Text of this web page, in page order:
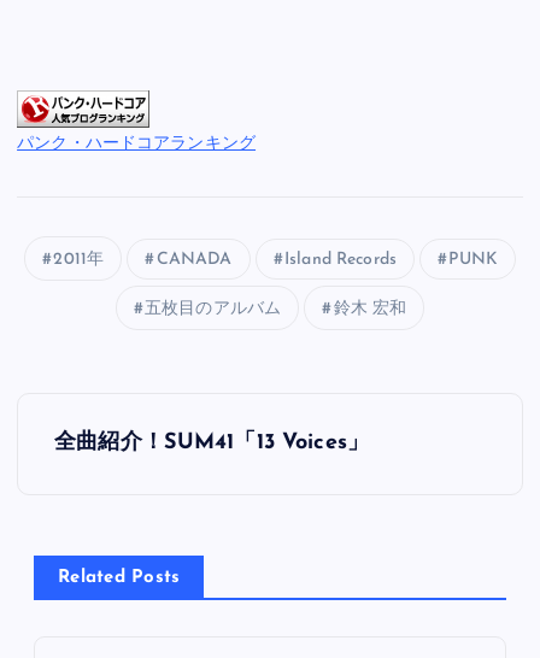
パンク・ハードコアランキング
2011年 CANADA Island Records PUNK
五枚目のアルバム 鈴木 宏和
投
ビ
全曲紹介！SUM41「13 Voices」
Related Posts